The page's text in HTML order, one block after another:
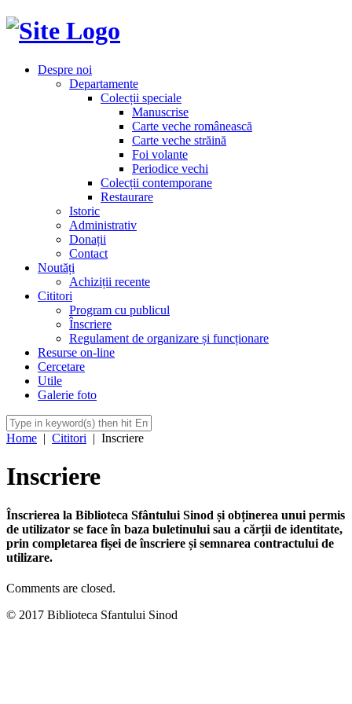
Despre noi
Departamente
Colecții speciale
Manuscrise
Carte veche românească
Carte veche străină
Foi volante
Periodice vechi
Colecții contemporane
Restaurare
Istoric
Administrativ
Donații
Contact
Noutăți
Achiziții recente
Cititori
Program cu publicul
Înscriere
Regulament de organizare și funcționare
Resurse on-line
Cercetare
Utile
Galerie foto
Home | Cititori | Inscriere
Inscriere
Înscrierea la Biblioteca Sfântului Sinod și obținerea unui permis
de utilizator se face în baza buletinului sau a cărții de identitate,
prin completarea fișei de înscriere și semnarea contractului de
utilizare.
Comments are closed.
© 2017 Biblioteca Sfantului Sinod